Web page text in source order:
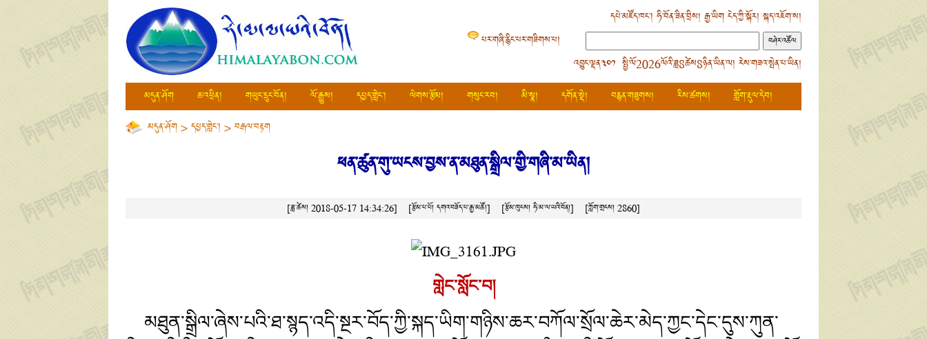
དཔེ་མཛོད་ཁང་། ཧི་བོན་ཟིན་བྲིས། རྒྱ་ཡིགངེད་ཀྱི་སྐོར། སྐད་འཇོག་ས།
པར་གཞི་རྙིང་པར་གཟིགས་པ།
འབྱུང་ལྡན༣༠༡ སྤྱི་ལོ2026ལོའི་ཟླ8ཚེས8ཉིན་ཡིན་ལ། རེས་གཟའ་སྤེན་པ་ཡིན།
མདུན་ཤོག
ཆ་འཕྲིན། གཡུང་དྲུང་བོན། ལོ་རྒྱུས། དཔྱད་གླེང་། ལེགས་རྩོམ། གསུང་རབ། མི་སྣ། དགོན་སྡེ། བརྙན་གཟུགས། རིས་ཚགས།
གློག་རྡུལ་དེབ།
མདུན་ཤོག>དཔྱད་གླེང་། >བརྒལ་བརྟག
ཕན་ཚུན་གུ་ཡངས་བྱས་ན་མཐུན་སྒྲིལ་གྱི་གཞི་མ་ཡིན།
[ཟླ་ཚེས། 2018-05-17 14:34:26] [རྩོམ་པ་པོ། དགའ་བཟོད་པ་རྒྱ་མཚོ།] [རྩོམ་ཁུངས། ཧི་མ་ལ་ཡའི་བོན།] [ཀློག་གྲངས། 2860]
གླེང་སློང་བ།
མཐུན་སྒྲིལ་ཞེས་པའི་ཐ་སྙད་འདི་སྔར་བོད་ཀྱི་སྐད་ཡིག་གཉིས་ཆར་བཀོལ་སྲོལ་ཆེར་མེད་ཀྱང་དེང་དུས་ཀུན་